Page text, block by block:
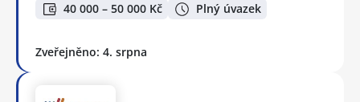
40 000 – 50 000 Kč Plný úvazek
Zveřejněno: 4. srpna